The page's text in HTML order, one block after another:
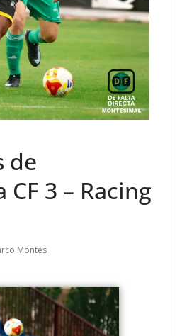
de
CF 3 – Racing
Montes